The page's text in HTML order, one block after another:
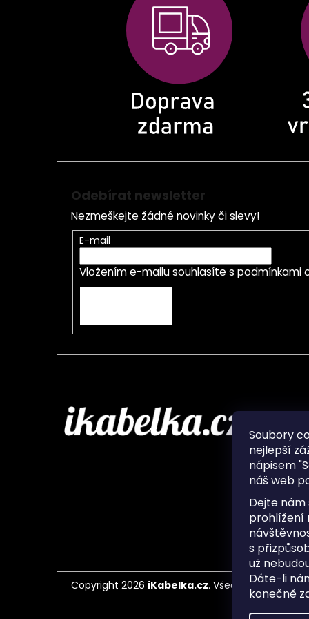
Soubory
nejlepší
nápisem
náš web
Dejte
prohlížení
s
už
Dáte-li
konečně
Odebírat newsletter
Nezmeškejte žádné novinky či slevy!
E-mail
Vložením e-mailu souhlasíte s podmínkami
O nás
Často
Copyright 2026 iKabelka.cz. Všechna práva